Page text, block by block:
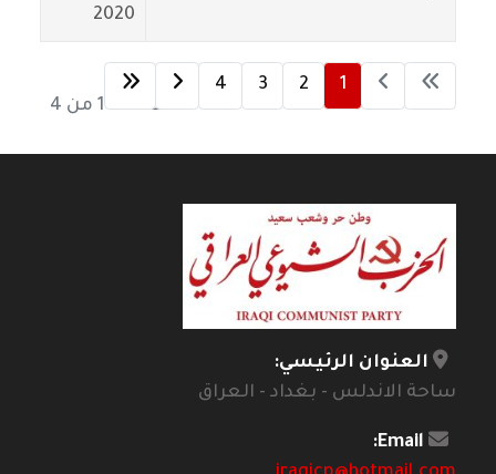
2020
الصفحة 1 من 4
1
2
3
4
العنوان الرئيسي:
ساحة الاندلس - بغداد - العراق
Email: